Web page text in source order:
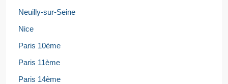
Neuilly-sur-Seine
Nice
Paris 10ème
Paris 11ème
Paris 14ème